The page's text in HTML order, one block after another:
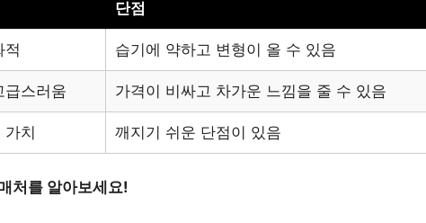
단점
적 습기에 약하고 변형이 올 수 있음
급스러움 가격이 비싸고 차가운 느낌을 줄 수 있음
가치 깨지기 쉬운 단점이 있음
처를 알아보세요!